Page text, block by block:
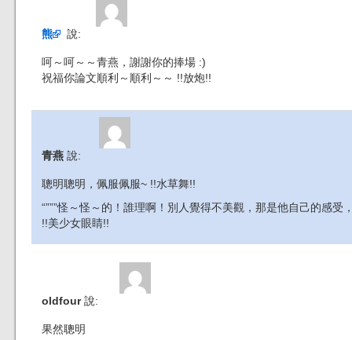
熊 說:
呵～呵～～青燕，謝謝你的捧場 :)
祝福你論文順利～順利～～ !!放炮!!
青燕 說:
聰明聰明，佩服佩服~ !!水草舞!!
“”””怪～怪～的！誰理啊！別人覺得不美觀，那是他自己的感受
!!美少女眼睛!!
oldfour 說:
果然聰明